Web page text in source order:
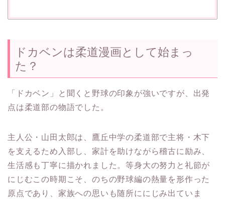
ドカベンは柔道漫画として始まっ
た？
「ドカベン」と聞くと野球の印象が強いですが、出発
点は柔道部の物語でした。
主人公・山田太郎は、鷹丘中学の柔道部で主将・木下
を支えるため入部し、家計を助けながら稽古に励み、
生活感も丁寧に描かれました。等身大の努力と礼節が
にじむこの時期こそ、のちの野球編の熱量を形作った
原点であり、家族への思いも随所ににじみ出ていま